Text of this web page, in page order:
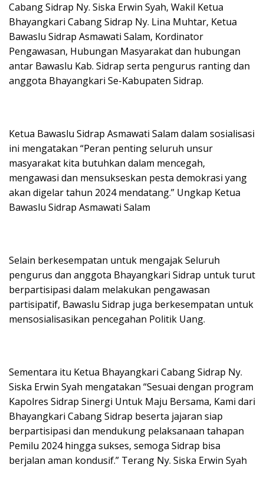
Cabang Sidrap Ny. Siska Erwin Syah, Wakil Ketua
Bhayangkari Cabang Sidrap Ny. Lina Muhtar, Ketua
Bawaslu Sidrap Asmawati Salam, Kordinator
Pengawasan, Hubungan Masyarakat dan hubungan
antar Bawaslu Kab. Sidrap serta pengurus ranting dan
anggota Bhayangkari Se-Kabupaten Sidrap.
Ketua Bawaslu Sidrap Asmawati Salam dalam sosialisasi
ini mengatakan “Peran penting seluruh unsur
masyarakat kita butuhkan dalam mencegah,
mengawasi dan mensukseskan pesta demokrasi yang
akan digelar tahun 2024 mendatang.” Ungkap Ketua
Bawaslu Sidrap Asmawati Salam
Selain berkesempatan untuk mengajak Seluruh
pengurus dan anggota Bhayangkari Sidrap untuk turut
berpartisipasi dalam melakukan pengawasan
partisipatif, Bawaslu Sidrap juga berkesempatan untuk
mensosialisasikan pencegahan Politik Uang.
Sementara itu Ketua Bhayangkari Cabang Sidrap Ny.
Siska Erwin Syah mengatakan “Sesuai dengan program
Kapolres Sidrap Sinergi Untuk Maju Bersama, Kami dari
Bhayangkari Cabang Sidrap beserta jajaran siap
berpartisipasi dan mendukung pelaksanaan tahapan
Pemilu 2024 hingga sukses, semoga Sidrap bisa
berjalan aman kondusif.” Terang Ny. Siska Erwin Syah